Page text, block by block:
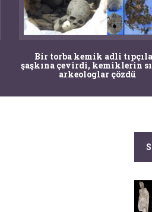
Bir torba kemik adli
şaşkına çevirdi, kemiklerin
arkeologlar çözdü